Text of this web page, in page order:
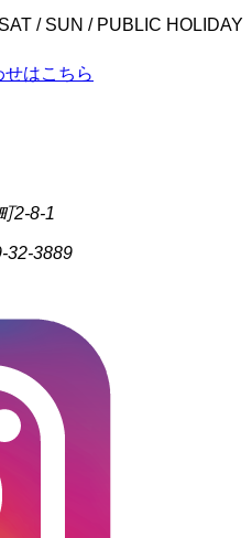
SAT / SUN / PUBLIC HOLIDAY
せはこちら
2-8-1
32-3889